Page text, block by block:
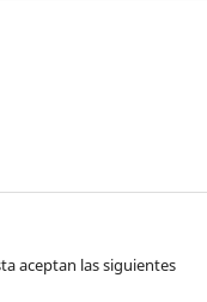
aceptan las siguientes